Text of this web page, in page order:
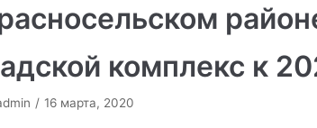
комплекс к
16 марта, 2020